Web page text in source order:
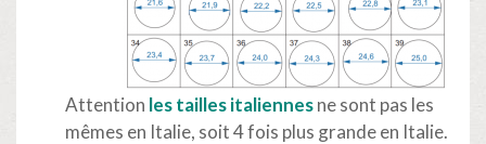
Attention les tailles italiennesne sont pas les
mêmes en Italie, soit 4 fois plus grande en Italie.